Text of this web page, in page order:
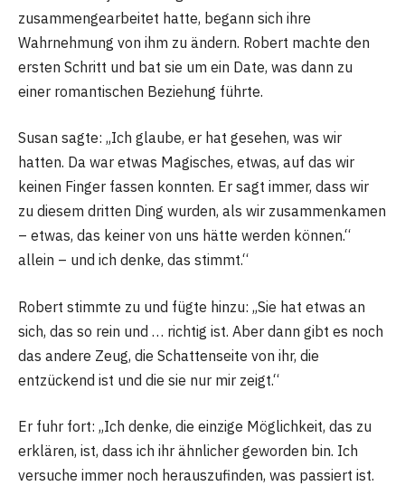
zusammengearbeitet hatte, begann sich ihre
Wahrnehmung von ihm zu ändern. Robert machte den
ersten Schritt und bat sie um ein Date, was dann zu
einer romantischen Beziehung führte.
Susan sagte: „Ich glaube, er hat gesehen, was wir
hatten. Da war etwas Magisches, etwas, auf das wir
keinen Finger fassen konnten. Er sagt immer, dass wir
zu diesem dritten Ding wurden, als wir zusammenkamen
– etwas, das keiner von uns hätte werden können.“
allein – und ich denke, das stimmt.“
Robert stimmte zu und fügte hinzu: „Sie hat etwas an
sich, das so rein und … richtig ist. Aber dann gibt es noch
das andere Zeug, die Schattenseite von ihr, die
entzückend ist und die sie nur mir zeigt.“
Er fuhr fort: „Ich denke, die einzige Möglichkeit, das zu
erklären, ist, dass ich ihr ähnlicher geworden bin. Ich
versuche immer noch herauszufinden, was passiert ist.